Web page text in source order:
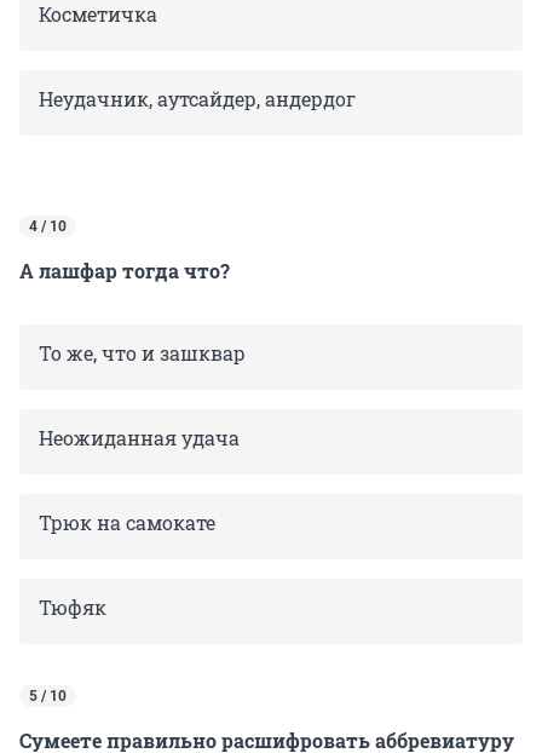
Косметичка
Неудачник, аутсайдер, андердог
4 / 10
А лашфар тогда что?
То же, что и зашквар
Неожиданная удача
Трюк на самокате
Тюфяк
5 / 10
Сумеете правильно расшифровать аббревиатуру